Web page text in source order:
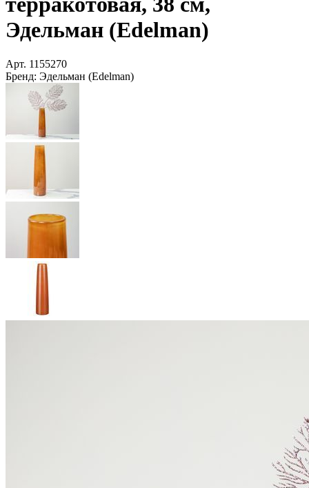
Эдельман (Edelman)
Арт. 1155270
Бренд: Эдельман (Edelman)